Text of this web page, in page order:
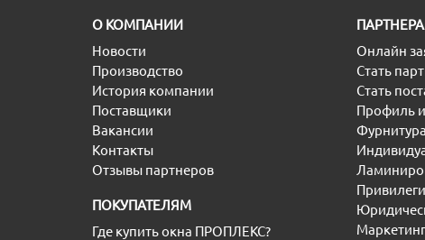
O КОМПАНИИ
Новости
Производство
История компании
Поставщики
Вакансии
Контакты
Отзывы партнеров
ПОКУПАТЕЛЯМ
Где купить окна ПРОПЛЕКС?
Онлайн
Стать
Стать
Профиль